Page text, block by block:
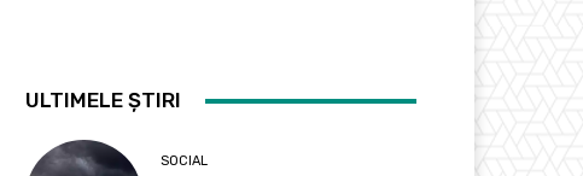
ULTIMELE ȘTIRI
SOCIAL